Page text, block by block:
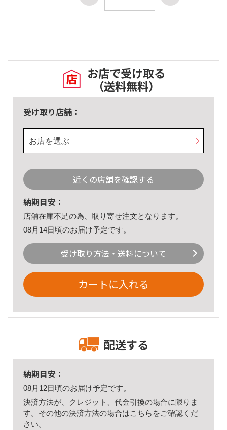
お店で受け取る
（送料無料）
受け取り店舗：
お店を選ぶ
近くの店舗を確認する
納期目安：
店舗在庫不足の為、取り寄せ注文となります。
08月14日頃のお届け予定です。
受け取り方法・送料について
カートに入れる
配送する
納期目安：
08月12日頃のお届け予定です。
決済方法が、クレジット、代金引換の場合に限りま
す。その他の決済方法の場合はこちら をご確認くだ
さい。